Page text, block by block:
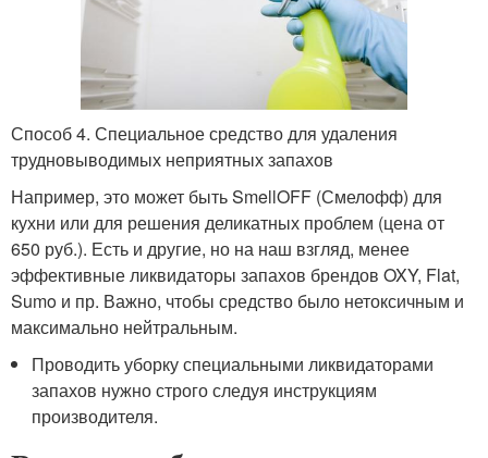
Способ 4. Специальное средство для удаления
трудновыводимых неприятных запахов
Например, это может быть SmellOFF (Смелофф) для
кухни или для решения деликатных проблем (цена от
650 руб.). Есть и другие, но на наш взгляд, менее
эффективные ликвидаторы запахов брендов OXY, Flat,
Sumo и пр. Важно, чтобы средство было нетоксичным и
максимально нейтральным.
Проводить уборку специальными ликвидаторами
запахов нужно строго следуя инструкциям
производителя.